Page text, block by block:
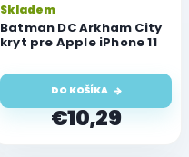
Batman DC Arkham City
kryt pre Apple iPhone 11
Skladem
€10,29
DO KOŠÍKA